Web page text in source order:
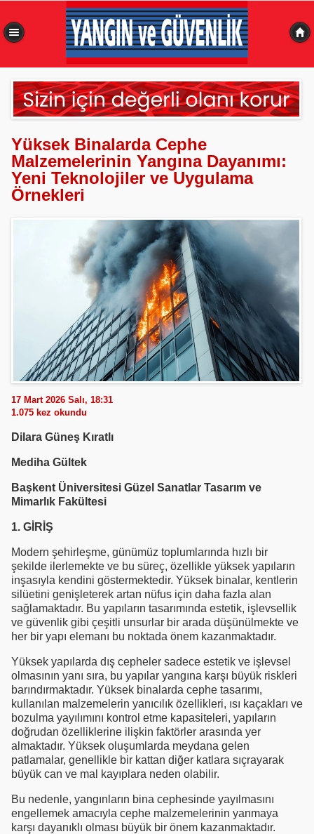
Yüksek Binalarda Cephe
Malzemelerinin Yangına Dayanımı:
Yeni Teknolojiler ve Uygulama
Örnekleri
17 Mart 2026 Salı, 18:31
1.075 kez okundu
Dilara Güneş Kıratlı
Mediha Gültek
Başkent Üniversitesi Güzel Sanatlar Tasarım ve
Mimarlık Fakültesi
1. GİRİŞ
Modern şehirleşme, günümüz toplumlarında hızlı bir
şekilde ilerlemekte ve bu süreç, özellikle yüksek yapıların
inşasıyla kendini göstermektedir. Yüksek binalar, kentlerin
silüetini genişleterek artan nüfus için daha fazla alan
sağlamaktadır. Bu yapıların tasarımında estetik, işlevsellik
ve güvenlik gibi çeşitli unsurlar bir arada düşünülmekte ve
her bir yapı elemanı bu noktada önem kazanmaktadır.
Yüksek yapılarda dış cepheler sadece estetik ve işlevsel
olmasının yanı sıra, bu yapılar yangına karşı büyük riskleri
barındırmaktadır. Yüksek binalarda cephe tasarımı,
kullanılan malzemelerin yanıcılık özellikleri, ısı kaçakları ve
bozulma yayılımını kontrol etme kapasiteleri, yapıların
doğrudan özelliklerine ilişkin faktörler arasında yer
almaktadır. Yüksek oluşumlarda meydana gelen
patlamalar, genellikle bir kattan diğer katlara sıçrayarak
büyük can ve mal kayıplara neden olabilir.
Bu nedenle, yangınların bina cephesinde yayılmasını
engellemek amacıyla cephe malzemelerinin yanmaya
karşı dayanıklı olması büyük bir önem kazanmaktadır.
0,492 sn